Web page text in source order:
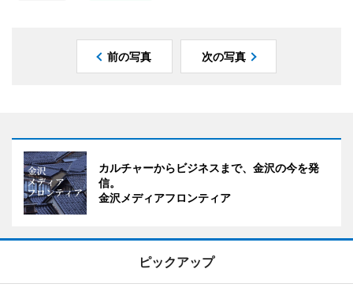
前の写真 次の写真
カルチャーからビジネスまで、金沢の今を発
信。
金沢メディアフロンティア
ピックアップ